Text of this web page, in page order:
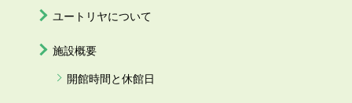
ユートリヤについて
施設概要
開館時間と休館日